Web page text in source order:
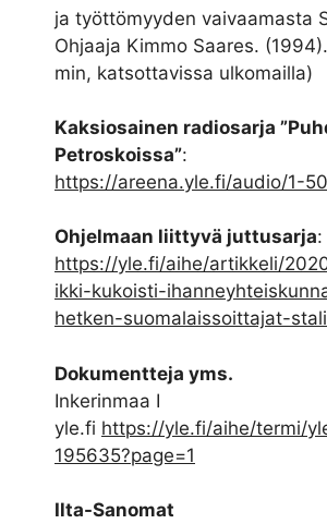
ja työttömyyden vaivaamasta
Ohjaaja Kimmo Saares.
min, katsottavissa ulkomailla)
Kaksiosainen radiosarja
Petroskoissa”:
https://areena.yle.fi/audio/1-
Ohjelmaan liittyvä juttusarja:
https://yle.fi/aihe/artikkeli/
ikki-kukoisti-
hetken-suomalaissoittajat-
Dokumentteja yms.
Inkerinmaa I
yle.fi https://yle.fi/aihe/termi/
195635?page=1
Ilta-Sanomat